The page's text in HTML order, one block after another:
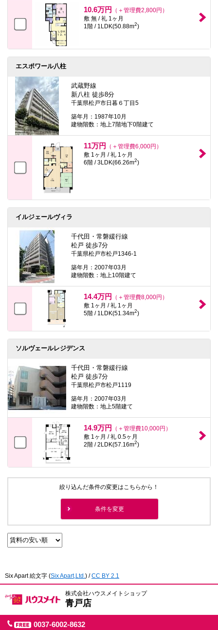
10.6万円
（＋管理費2,800円）
敷 無 / 礼 1ヶ月
1階 / 1LDK(50.88m2)
エスポワール八柱
武蔵野線
新八柱 徒歩8分
千葉県松戸市日暮６丁目5
築年月：1987年10月
建物階数：地上7階地下0階建て
11万円
（＋管理費6,000円）
敷 1ヶ月 / 礼 1ヶ月
6階 / 3LDK(66.26m2)
イルジェールヴィラ
千代田・常磐緩行線
松戸 徒歩7分
千葉県松戸市松戸1346-1
築年月：2007年03月
建物階数：地上10階建て
14.4万円
（＋管理費8,000円）
敷 1ヶ月 / 礼 1ヶ月
5階 / 1LDK(51.34m2)
ソルヴェールレジデンス
千代田・常磐緩行線
松戸 徒歩7分
千葉県松戸市松戸1119
築年月：2007年03月
建物階数：地上5階建て
14.9万円
（＋管理費10,000円）
敷 1ヶ月 / 礼 0.5ヶ月
2階 / 2LDK(57.16m2)
絞り込んだ条件の変更はこちらから！
条件を変更
Six Apart 絵文字 (Six Apart,Ltd.) /CC BY 2.1
株式会社ハウスメイトショップ
青戸店
0037-6002-8632